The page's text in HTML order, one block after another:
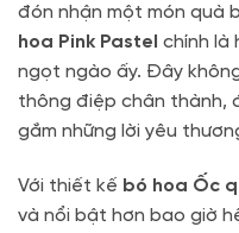
đón nhận một món quà
hoa Pink Pastel chính là
ngọt ngào ấy. Đây
thông điệp chân thành,
gắm những lời yêu
Với thiết kế bó hoa Ốc
và nổi bật hơn bao giờ